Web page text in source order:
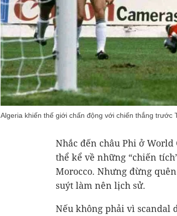
Algeria khiến thế giới chấn động với chiến thắng trước
Nhắc đến châu Phi ở
thể kể về những “chiến
Morocco. Nhưng đừng
suýt làm nên lịch sử.
Nếu không phải vì scandal